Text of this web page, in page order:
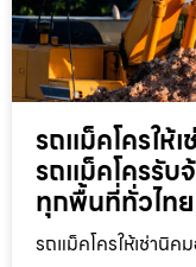
รถแม็คโครให้
รถแม็คโครรับ
ทุกพื้นที่ทั่วไท
รถแม็คโครให้เช่านิ